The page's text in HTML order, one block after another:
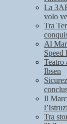
La
volo
Tra
Al
Speed
Teatro
Ibsen
Il
Tra